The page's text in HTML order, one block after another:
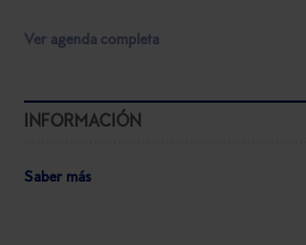
Ver agenda completa
INFORMACIÓN
Saber más